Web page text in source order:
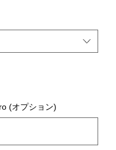
(オプション)